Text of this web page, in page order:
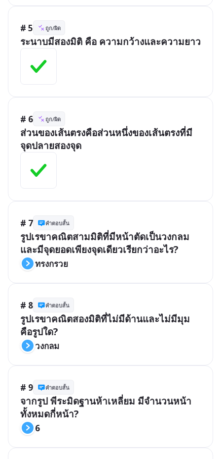
# 5 ถูก/ผิด
ระนาบมีสองมิติ คือ ความกว้างและความยาว
# 6 ถูก/ผิด
ส่วนของเส้นตรงคือส่วนหนึ่งของเส้นตรงที่มี
จุดปลายสองจุด
# 7 คำตอบสั้น
รูปเรขาคณิตสามมิติที่มีหน้าตัดเป็นวงกลม
และมีจุดยอดเพียงจุดเดียวเรียกว่าอะไร?
ทรงกรวย
# 8 คำตอบสั้น
รูปเรขาคณิตสองมิติที่ไม่มีด้านและไม่มีมุม
คือรูปใด?
วงกลม
# 9 คำตอบสั้น
จากรูป พีระมิดฐานห้าเหลี่ยม มีจำนวนหน้า
ทั้งหมดกี่หน้า?
6